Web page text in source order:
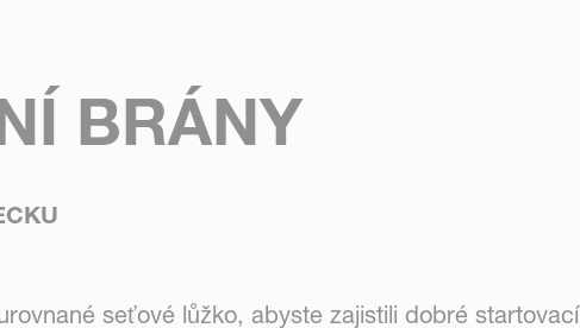
BRÁNY
seťové lůžko, abyste zajistili dobré startovací